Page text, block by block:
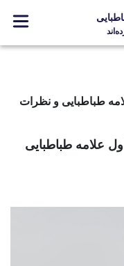
Designed and
طباطبایی و نظرات
علامه طباطبایی